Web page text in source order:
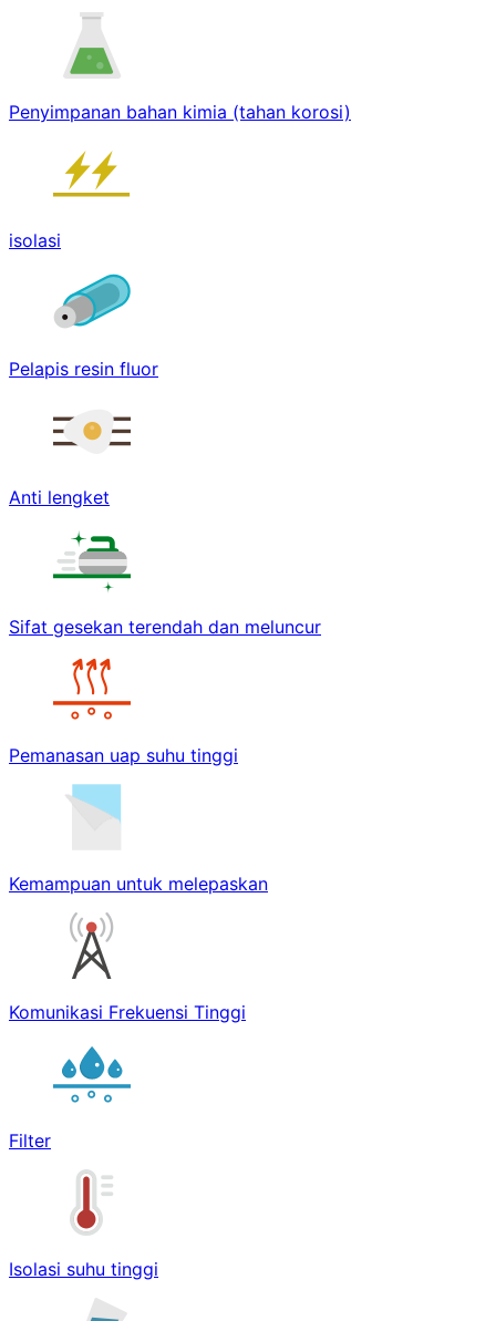
Penyimpanan bahan kimia (tahan korosi)
isolasi
Pelapis resin fluor
Anti lengket
Sifat gesekan terendah dan meluncur
Pemanasan uap suhu tinggi
Kemampuan untuk melepaskan
Komunikasi Frekuensi Tinggi
Filter
Isolasi suhu tinggi